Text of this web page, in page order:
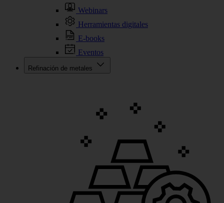
Webinars
Herramientas digitales
E-books
Eventos
Refinación de metales